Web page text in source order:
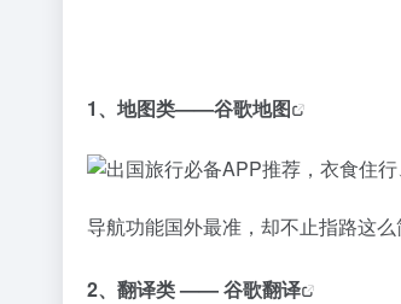
1、地图类——谷歌地图
导航功能国外最准，却不止指路这
2、翻译类 ——谷歌翻译